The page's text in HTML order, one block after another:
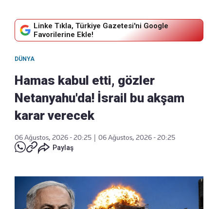
Linke Tıkla, Türkiye Gazetesi'ni Google
Favorilerine Ekle!
DÜNYA
Hamas kabul etti, gözler
Netanyahu'da! İsrail bu akşam
karar verecek
06 Ağustos, 2026 - 20:25
06 Ağustos, 2026 - 20:25
Paylaş